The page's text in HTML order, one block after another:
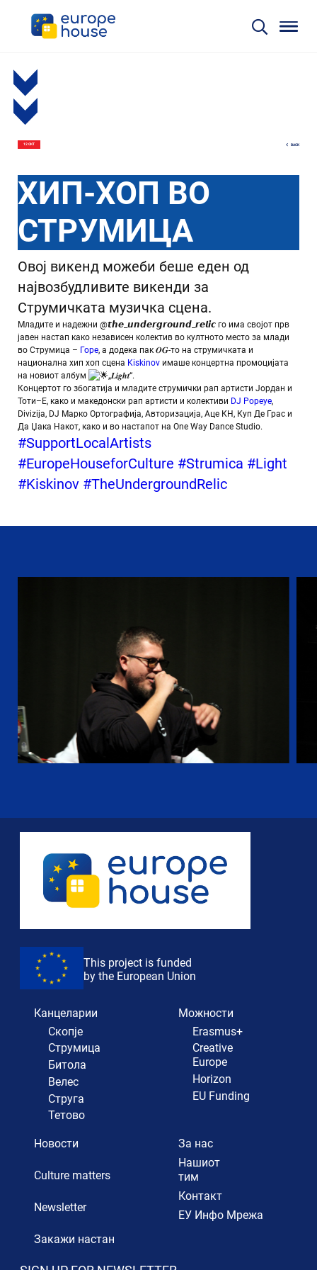
12 ОКТ BACK
ХИП-ХОП ВО
СТРУМИЦА
Овој викенд можеби беше еден од
највозбудливите викенди за
Струмичката музичка сцена.
Младите и надежни @𝙩𝙝𝙚_𝙪𝙣𝙙𝙚𝙧𝙜𝙧𝙤𝙪𝙣𝙙_𝙧𝙚𝙡𝙞𝙘 го има својот прв
јавен настап како независен колектив во култното место за млади
во Струмица – Горе, а додека пак 𝑶𝑮-то на струмичката и
национална хип хоп сцена Kiskinovимаше концертна промоцијата
на новиот албум
„𝑳𝒊𝒈𝒉𝒕“.
Концертот го збогатија и младите струмички рап артисти Јордан и
Тоти–Е, како и македонски рап артисти и колективи DJ Popeye,
Divizija, DJ Марко Ортографија, Авторизација, Аце КН, Куп Де Грас и
Да Џака Накот, како и во настапот на One Way Dance Studio.
#SupportLocalArtists
#EuropeHouseforCulture #Strumica #Light
#Kiskinov #TheUndergroundRelic
This project is funded
by the European Union
Канцеларии
Скопје
Струмица
Битола
Велес
Струга
Тетово
Можности
Erasmus+
Creative
Europe
Horizon
EU Funding
Новости
Culture matters
Newsletter
Закажи настан
За нас
Нашиот
тим
Контакт
ЕУ Инфо Мрежа